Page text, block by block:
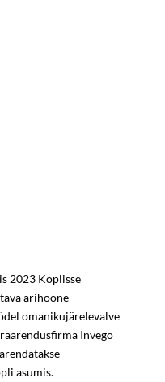
2023 Koplisse
ärihoone
omanikujärelevalve
Invego
asumis.